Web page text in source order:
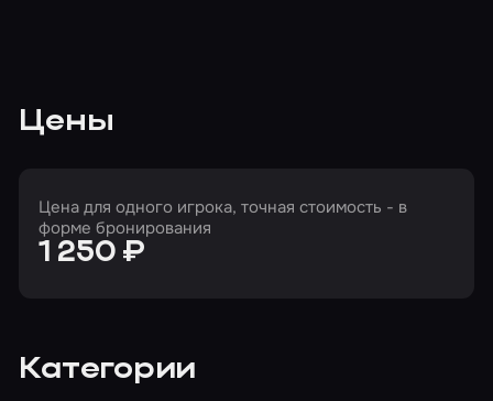
Цены
Цена для одного игрока, точная стоимость - в
форме бронирования
1 250 ₽
Категории